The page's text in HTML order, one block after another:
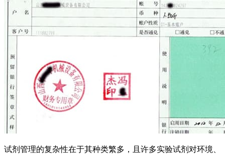
试剂管理的复杂性在于其种类繁多，且许多实验试剂对环境、